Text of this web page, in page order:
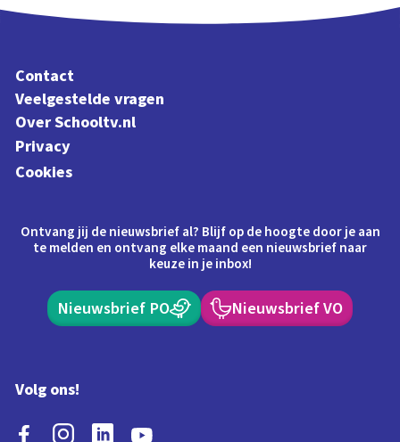
Contact
Veelgestelde vragen
Over Schooltv.nl
Privacy
Cookies
Ontvang jij de nieuwsbrief al? Blijf op de hoogte door je aan
te melden en ontvang elke maand een nieuwsbrief naar
keuze in je inbox!
Nieuwsbrief PO Nieuwsbrief VO
Volg ons!